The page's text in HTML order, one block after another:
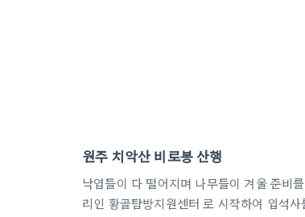
원주 치악산 비로봉 산행
낙엽들이 다 떨어지며 나무들이 겨울 준비
리인 황골탐방지원센터 로 시작하여 입석